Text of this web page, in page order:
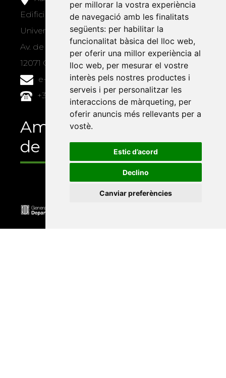
per millorar la vostra experiència
de navegació amb les finalitats
següents: per habilitar la
funcionalitat bàsica del lloc web,
per oferir una millor experiència al
lloc web, per mesurar el vostre
interès pels nostres productes i
serveis i per personalitzar les
interaccions de màrqueting, per
oferir anuncis més rellevants per a
vostè.
Estic d’acord
Declino
Canviar preferències
Edifici Àgora
Universitat Jaume I, local 10
Av. de Vicent Sos Baynat, s/n
12071 Castelló de la Plana
e-buc@vives.org
+34 964 72 89 93
Amb el suport
de